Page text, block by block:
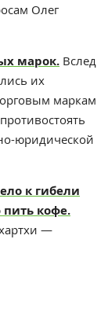
Олег
марок. Вслед
их
маркам
юридической
к гибели
кофе.
—